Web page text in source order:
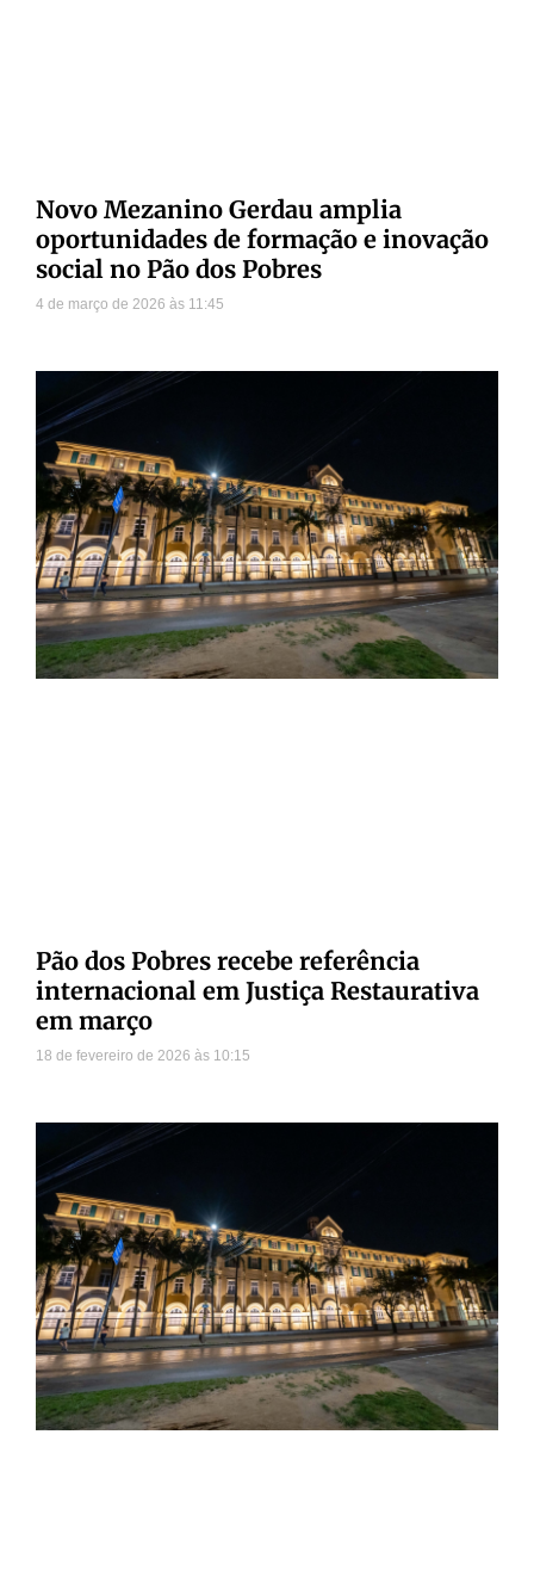
Novo Mezanino Gerdau amplia
oportunidades de formação e inovação
social no Pão dos Pobres
4 de março de 2026 11:45
Pão dos Pobres recebe referência
internacional em Justiça Restaurativa
em março
18 de fevereiro de 2026 10:15